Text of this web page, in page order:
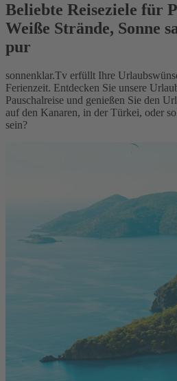
Beliebte Reiseziele für
Weiße Strände, Sonne
pur
sonnenklar.Tv erfüllt Ihre
Ferienzeit. Entdecken Sie unsere
Pauschalreise und genießen Sie den
auf den Kanaren, in der Türkei, oder
sein?